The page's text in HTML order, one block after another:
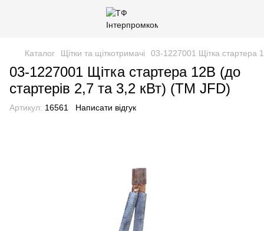
Каталог Щітки та щіткотримачі 03-1227001 Щітка стартера
03-1227001 Щітка стартера 12В (до
стартерів 2,7 та 3,2 кВт) (TM JFD)
Артикул: 16561 Написати відгук